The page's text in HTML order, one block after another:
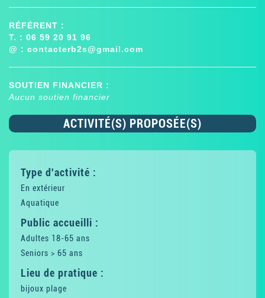
RÉFÉRENT :
T. : 06 59 20 91 96
@ : contacterb2s@gmail.com
SOUTIEN FINANCIER :
Aucun soutien financier
ACTIVITÉ(S) PROPOSÉE(S)
Type d'activité :
En extérieur
Aquatique
Public accueilli :
Adultes 18-65 ans
Seniors > 65 ans
Lieu de pratique :
bijoux plage